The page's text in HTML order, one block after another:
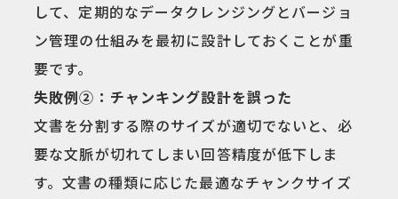
して、定期的なデータクレンジングとバージョ
ン管理の仕組みを最初に設計しておくことが重
要です。
失敗例②：チャンキング設計を誤った
文書を分割する際のサイズが適切でないと、必
要な文脈が切れてしまい回答精度が低下しま
す。文書の種類に応じた最適なチャンクサイズ